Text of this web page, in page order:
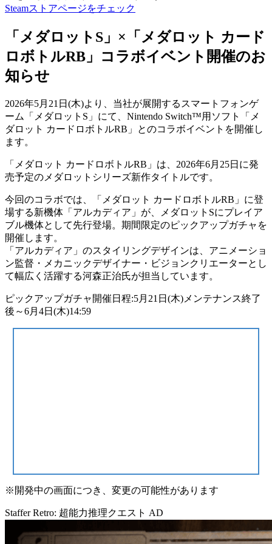
Steamストアページをチェック
「メダロットS」×「メダロット カード
ロボトルRB」コラボイベント開催のお
知らせ
2026年5月21日(木)より、当社が展開するスマートフォンゲ
ーム「メダロットS」にて、Nintendo Switch™用ソフト「メ
ダロット カードロボトルRB」とのコラボイベントを開催し
ます。
「メダロット カードロボトルRB」は、2026年6月25日に発
売予定のメダロットシリーズ新作タイトルです。
今回のコラボでは、「メダロット カードロボトルRB」に登
場する新機体「アルカディア」が、メダロットSにプレイア
ブル機体として先行登場。期間限定のピックアップガチャを
開催します。
「アルカディア」のスタイリングデザインは、アニメーショ
ン監督・メカニックデザイナー・ビジョンクリエーターとし
て幅広く活躍する河森正治氏が担当しています。
ピックアップガチャ開催日程:5月21日(木)メンテナンス終了
後～6月4日(木)14:59
※開発中の画面につき、変更の可能性があります
Staffer Retro: 超能力推理クエスト AD